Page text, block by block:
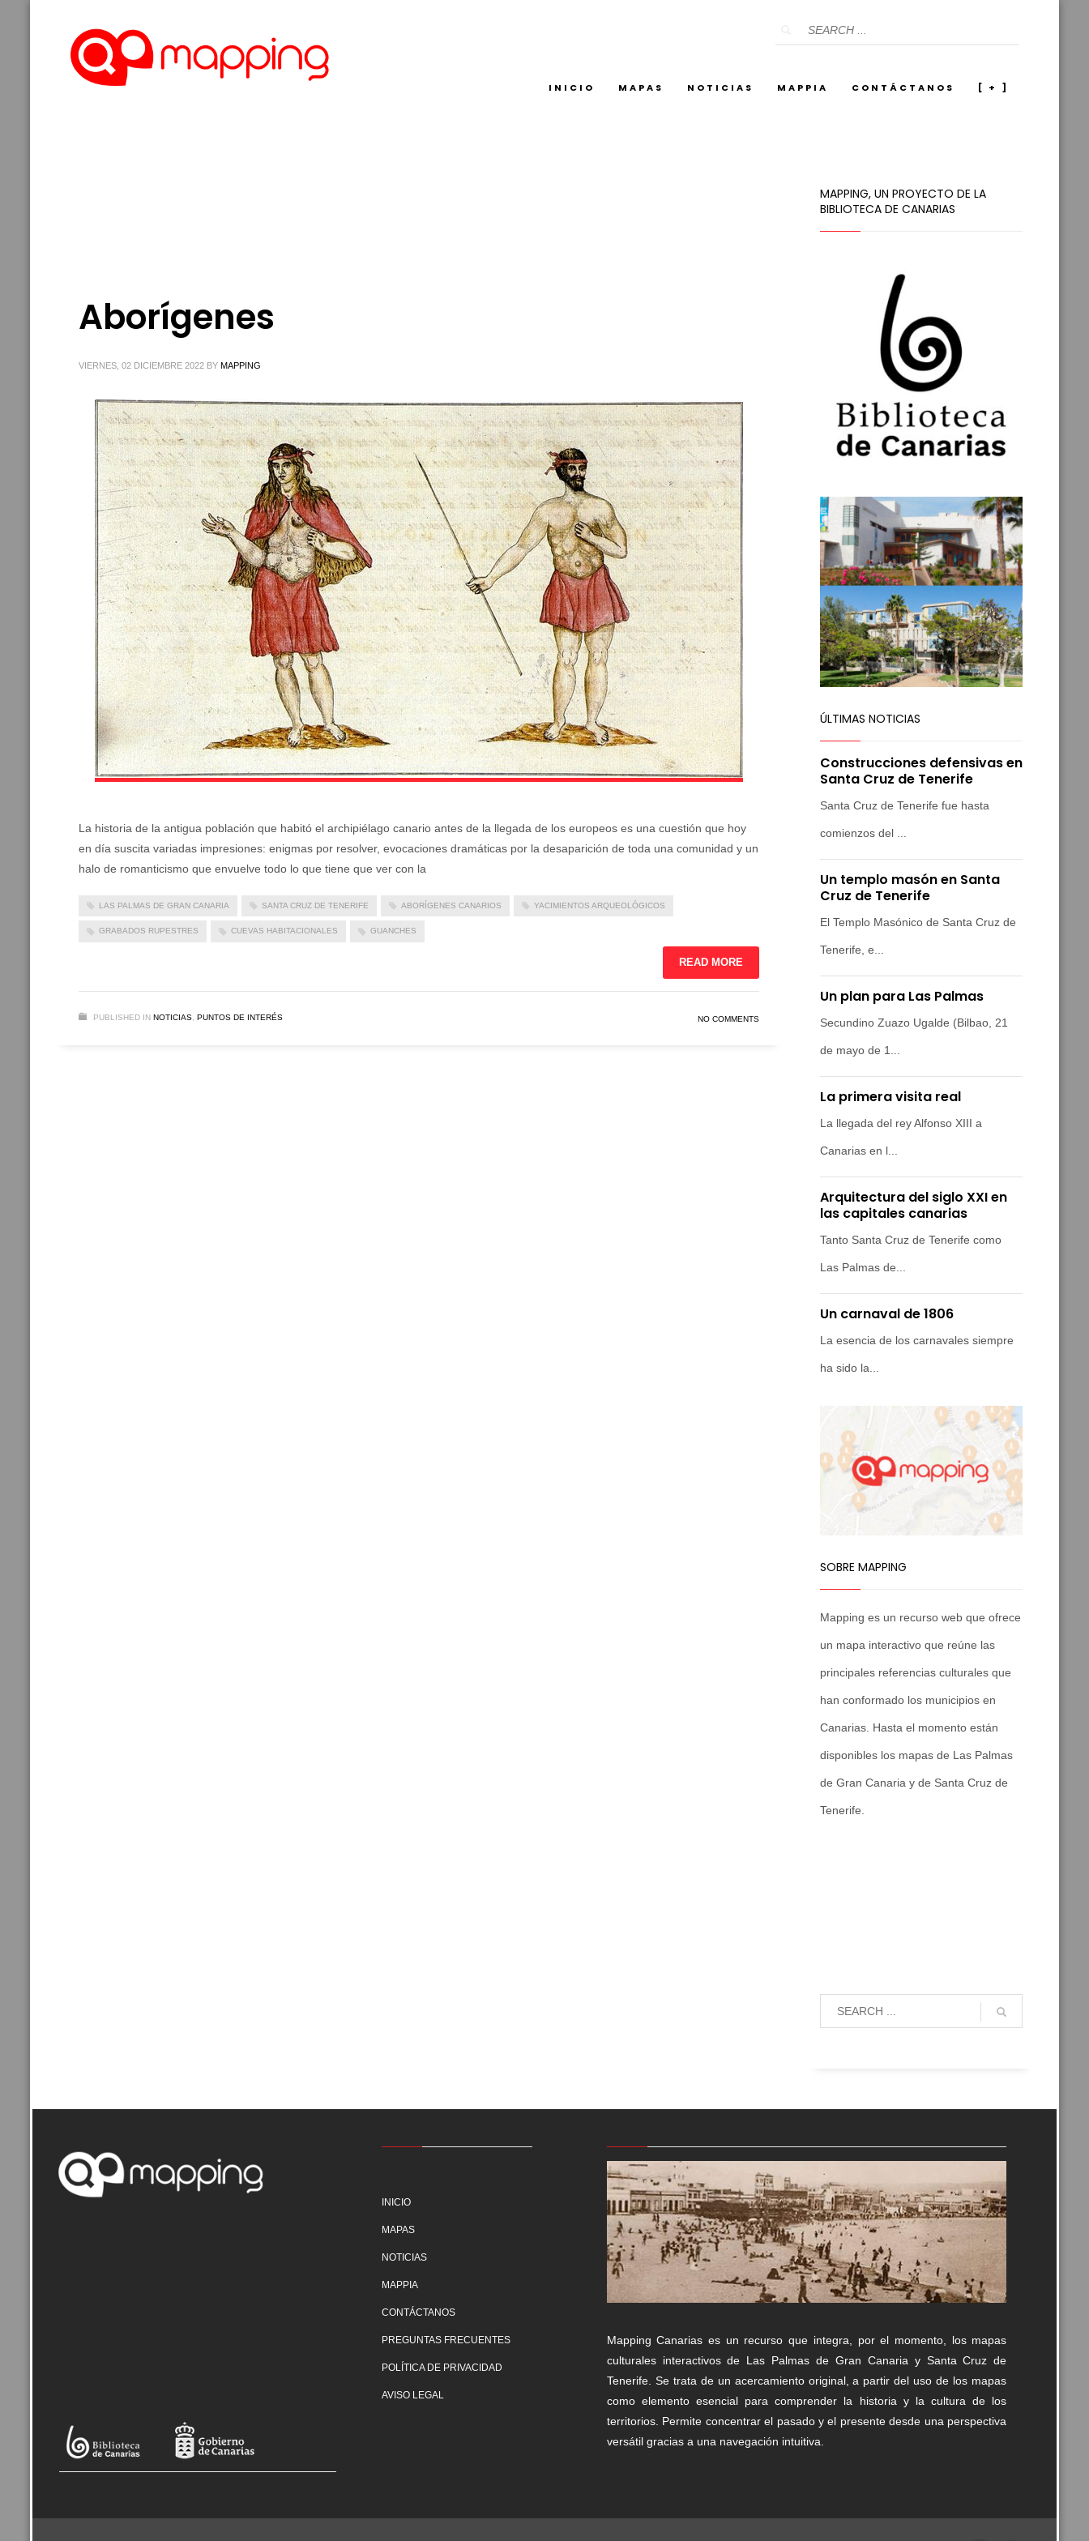
INICIO MAPAS NOTICIAS MAPPIA CONTÁCTANOS [ + ]
Aborígenes
VIERNES, 02 DICIEMBRE 2022 BY MAPPING
La historia de la antigua población que habitó el archipiélago canario antes de la llegada de los europeos es una cuestión que hoy
en día suscita variadas impresiones: enigmas por resolver, evocaciones dramáticas por la desaparición de toda una comunidad y un
halo de romanticismo que envuelve todo lo que tiene que ver con la
LAS PALMAS DE GRAN CANARIA SANTA CRUZ DE TENERIFE ABORÍGENES CANARIOS YACIMIENTOS ARQUEOLÓGICOS
GRABADOS RUPESTRES CUEVAS HABITACIONALES GUANCHES
READ MORE
PUBLISHED IN NOTICIAS PUNTOS DE INTERÉS NO COMMENTS
MAPPING, UN PROYECTO DE LA
BIBLIOTECA DE CANARIAS
ÚLTIMAS NOTICIAS
Construcciones defensivas en
Santa Cruz de Tenerife
Santa Cruz de Tenerife fue hasta
comienzos del ...
Un templo masón en Santa
Cruz de Tenerife
El Templo Masónico de Santa Cruz de
Tenerife, e...
Un plan para Las Palmas
Secundino Zuazo Ugalde (Bilbao, 21
de mayo de 1...
La primera visita real
La llegada del rey Alfonso XIII a
Canarias en l...
Arquitectura del siglo XXI en
las capitales canarias
Tanto Santa Cruz de Tenerife como
Las Palmas de...
Un carnaval de 1806
La esencia de los carnavales siempre
ha sido la...
SOBRE MAPPING
Mapping es un recurso web que ofrece
un mapa interactivo que reúne las
principales referencias culturales que
han conformado los municipios en
Canarias. Hasta el momento están
disponibles los mapas de Las Palmas
de Gran Canaria y de Santa Cruz de
Tenerife.
INICIO
MAPAS
NOTICIAS
MAPPIA
CONTÁCTANOS
PREGUNTAS FRECUENTES
POLÍTICA DE PRIVACIDAD
AVISO LEGAL
Mapping Canarias es un recurso que integra, por el momento, los mapas
culturales interactivos de Las Palmas de Gran Canaria y Santa Cruz de
Tenerife. Se trata de un acercamiento original, a partir del uso de los mapas
como elemento esencial para comprender la historia y la cultura de los
territorios. Permite concentrar el pasado y el presente desde una perspectiva
versátil gracias a una navegación intuitiva.